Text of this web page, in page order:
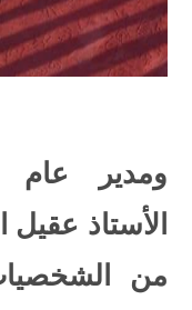
ومدير عام
الأستاذ
من